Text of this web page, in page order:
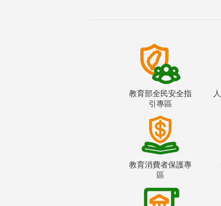
教育部全民安全指
引專區
教育消費者保護專
區